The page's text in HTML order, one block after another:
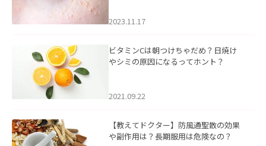
2023.11.17
ビタミンCは朝つけちゃだめ？日焼け
やシミの原因になるってホント？
2021.09.22
【教えてドクター】防風通聖散の効果
や副作用は？長期服用は危険なの？